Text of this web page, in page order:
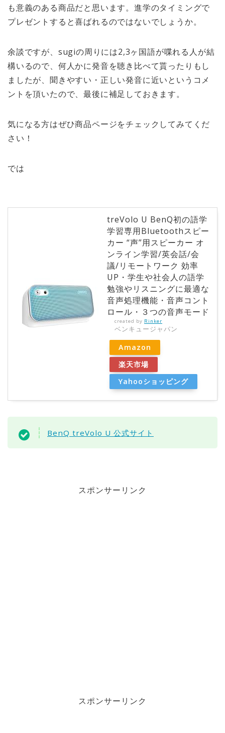
も意義のある商品だと思います。進学のタイミングで
プレゼントすると喜ばれるのではないでしょうか。
余談ですが、sugiの周りには2,3ヶ国語が喋れる人が結
構いるので、何人かに発音を聴き比べて貰ったりもし
ましたが、聞きやすい・正しい発音に近いというコメ
ントを頂いたので、最後に補足しておきます。
気になる方はぜひ商品ページをチェックしてみてくだ
さい！
では
treVolo U BenQ初の語学
学習専用Bluetoothスピー
カー “声”用スピーカー オ
ンライン学習/英会話/会
議/リモートワーク 効率
UP・学生や社会人の語学
勉強やリスニングに最適な
音声処理機能・音声コント
ロール・３つの音声モード
created by Rinker
ベンキュージャパン
Amazon
楽天市場
Yahooショッピング
BenQ treVolo U 公式サイト
スポンサーリンク
スポンサーリンク